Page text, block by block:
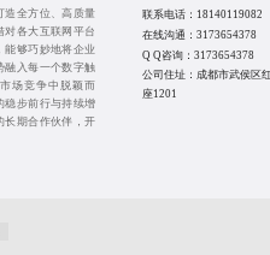
造全方位、高质量
对各大互联网平台
能够巧妙地将企业
融入每一个数字触
场竞争中脱颖而
稳步前行与持续增
长期合作伙伴，开
联系电话： 18140119082
在线沟通： 3173654378
Q Q咨询： 3173654378
公司住址：成都市武侯区
座1201